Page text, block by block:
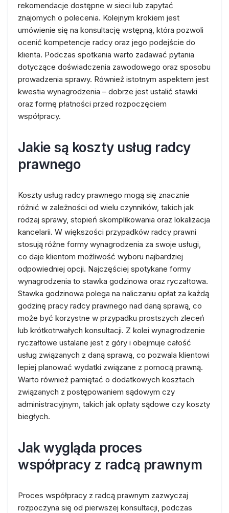
rekomendacje dostępne w sieci lub zapytać
znajomych o polecenia. Kolejnym krokiem jest
umówienie się na konsultację wstępną, która pozwoli
ocenić kompetencje radcy oraz jego podejście do
klienta. Podczas spotkania warto zadawać pytania
dotyczące doświadczenia zawodowego oraz sposobu
prowadzenia sprawy. Również istotnym aspektem jest
kwestia wynagrodzenia – dobrze jest ustalić stawki
oraz formę płatności przed rozpoczęciem
współpracy.
Jakie są koszty usług radcy
prawnego
Koszty usług radcy prawnego mogą się znacznie
różnić w zależności od wielu czynników, takich jak
rodzaj sprawy, stopień skomplikowania oraz lokalizacja
kancelarii. W większości przypadków radcy prawni
stosują różne formy wynagrodzenia za swoje usługi,
co daje klientom możliwość wyboru najbardziej
odpowiedniej opcji. Najczęściej spotykane formy
wynagrodzenia to stawka godzinowa oraz ryczałtowa.
Stawka godzinowa polega na naliczaniu opłat za każdą
godzinę pracy radcy prawnego nad daną sprawą, co
może być korzystne w przypadku prostszych zleceń
lub krótkotrwałych konsultacji. Z kolei wynagrodzenie
ryczałtowe ustalane jest z góry i obejmuje całość
usług związanych z daną sprawą, co pozwala klientowi
lepiej planować wydatki związane z pomocą prawną.
Warto również pamiętać o dodatkowych kosztach
związanych z postępowaniem sądowym czy
administracyjnym, takich jak opłaty sądowe czy koszty
biegłych.
Jak wygląda proces
współpracy z radcą prawnym
Proces współpracy z radcą prawnym zazwyczaj
rozpoczyna się od pierwszej konsultacji, podczas